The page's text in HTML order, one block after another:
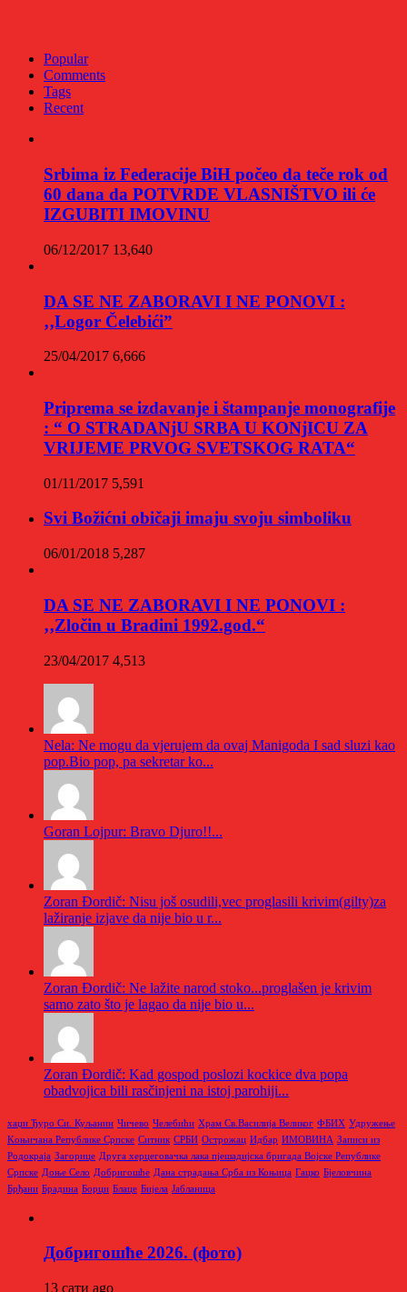
Popular
Comments
Tags
Recent
Srbima iz Federacije BiH počeo da teče rok od
60 dana da POTVRDE VLASNIŠTVO ili će
IZGUBITI IMOVINU
06/12/2017 13,640
DA SE NE ZABORAVI I NE PONOVI :
‚‚Logor Čelebići”
25/04/2017 6,666
Priprema se izdavanje i štampanje monografije
: “ O STRADANjU SRBA U KONjICU ZA
VRIJEME PRVOG SVETSKOG RATA“
01/11/2017 5,591
Svi Božićni običaji imaju svoju simboliku
06/01/2018 5,287
DA SE NE ZABORAVI I NE PONOVI :
‚‚Zločin u Bradini 1992.god.“
23/04/2017 4,513
Nela: Ne mogu da vjerujem da ovaj Manigoda I sad sluzi kao
pop.Bio pop, pa sekretar ko...
Goran Lojpur: Bravo Djuro!!...
Zoran Đordič: Nisu još osudili,vec proglasili krivim(gilty)za
lažiranje izjave da nije bio u r...
Zoran Đordič: Ne lažite narod stoko...proglašen je krivim
samo zato što je lagao da nije bio u...
Zoran Đordič: Kad gospod poslozi kockice dva popa
obadvojica bili rasčinjeni na istoj parohiji...
хаџи Ђуро Си. Куљанин Чичево Челебићи Храм Св.Василија Великог ФБИХ Удружење
Kоњичана Републике Српске Ситник СРБИ Острожац Идбар ИМОВИНА Записи из
Родoкраја Загорице Друга херцеговачка лака пјешадијска бригада Војске Републике
Српске Доње Село Добригошће Дана страдања Срба из Коњица Гацко Бјеловчина
Брђани Брадина Борци Блаце Бијела Јабланица
Добригошће 2026. (фото)
13 сати ago